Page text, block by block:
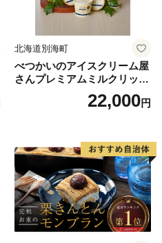
北海道別海町
べつかいのアイスクリーム屋
さんプレミアムミルクリッチ
12個（AP-01）（ 北海道アイ
ス 北海道産アイス アイス ア
道産アイス 道産アイスクリ
ーム ギフト 詰合せ 詰め合わ
せ ふるさと納税 ）
22,000円